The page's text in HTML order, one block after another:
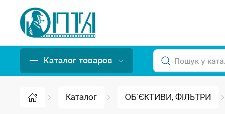
Каталог товаров
Каталог ОБ`ЄКТИВИ, ФІЛЬТРИ